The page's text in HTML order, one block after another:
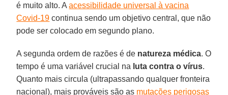
é muito alto. Aacessibilidade universal à vacina
Covid-19 continua sendo um objetivo central, que não
pode ser colocado em segundo plano.
A segunda ordem de razões é de natureza médica. O
tempo é uma variável crucial na luta contra o vírus.
Quanto mais circula (ultrapassando qualquer fronteira
nacional), mais prováveis são as mutações perigosas